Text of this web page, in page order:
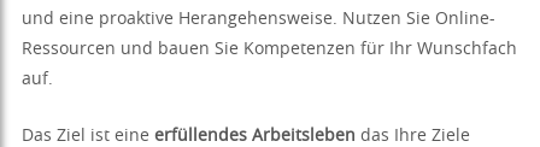
und eine proaktive Herangehensweise. Nutzen Sie Online-
Ressourcen und bauen Sie Kompetenzen für Ihr Wunschfach
auf.
Das Ziel ist eine erfüllendes Arbeitsleben das Ihre Ziele